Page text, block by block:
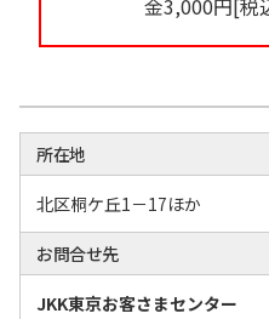
金3,000円[税
所在地
北区桐ケ丘1－17ほか
お問合せ先
JKK東京お客さまセンター